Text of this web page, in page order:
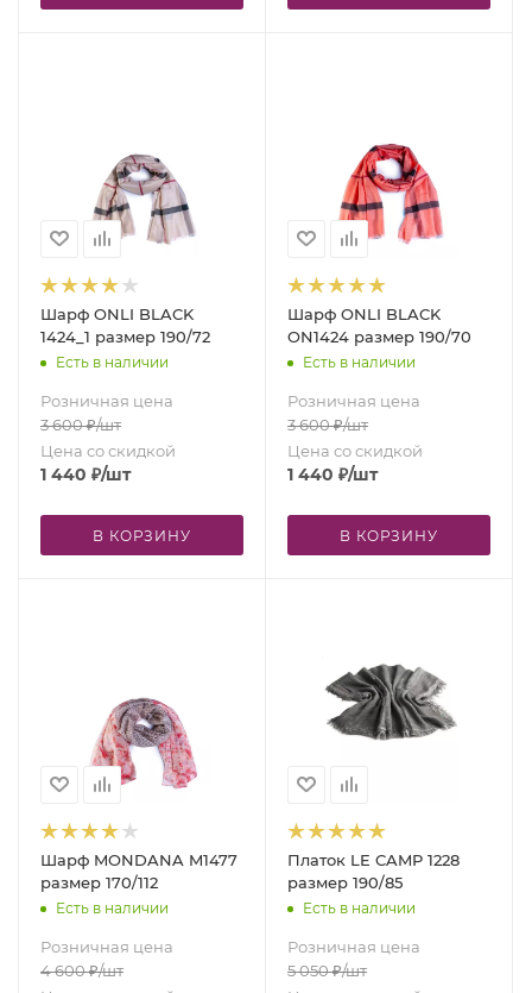
Шарф ONLI BLACK
1424_1 размер 190/72
Есть в наличии
Розничная цена
3 600₽/шт
Цена со скидкой
1 440 ₽/шт
В КОРЗИНУ
Шарф ONLI BLACK
ON1424 размер 190/70
Есть в наличии
Розничная цена
3 600₽/шт
Цена со скидкой
1 440 ₽/шт
В КОРЗИНУ
Шарф MONDANA M1477
размер 170/112
Есть в наличии
Розничная цена
4 600₽/шт
Платок LE CAMP 1228
размер 190/85
Есть в наличии
Розничная цена
5 050₽/шт